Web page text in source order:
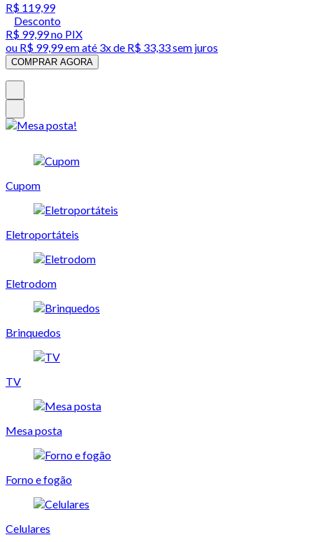
R$ 119,99
Desconto
R$ 99,99no PIX
ou R$ 99,99em até 3x de R$ 33,33 sem juros
COMPRAR AGORA
Cupom
Eletroportáteis
Eletrodom
Brinquedos
TV
Mesa posta
Forno e fogão
Celulares